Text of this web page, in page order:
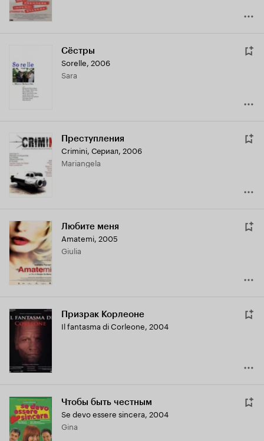
Сёстры
Sorelle, 2006
Sara
Преступления
Crimini, Сериал, 2006
Mariangela
Любите меня
Amatemi, 2005
Giulia
Призрак Корлеоне
Il fantasma di Corleone, 2004
Чтобы быть честным
Se devo essere sincera, 2004
Gina